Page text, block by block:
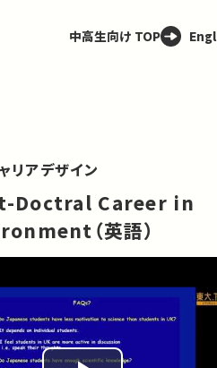
中高生向け TOP
リアデザイン
Doctral Career in
（英語）